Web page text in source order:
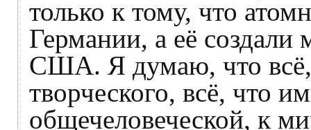
только к тому, что
Германии, а её
США. Я думаю, что всё,
творческого, всё, что
общечеловеческой, к